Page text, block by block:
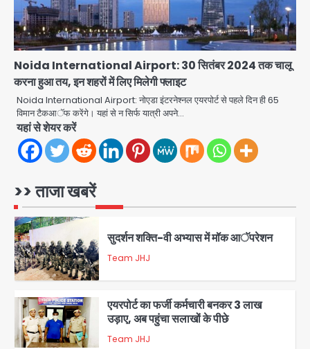
Noida International Airport: 30 सितंबर 2024 तक चालू
करना हुआ तय, इन शहरों में लिए मिलेगी फ्लाइट
Noida International Airport: नोएडा इंटरनेश्नल एयरपोर्ट से पहले दिन ही 65
विमान टैकआॅफ करेंगे। यहां से न सिर्फ यात्री अपने…
यहां से शेयर करें
>> ताजा खबरें
4
Jewar Medical Hub: जेवर में बनेगा
एम्स से बेहतर मेडिकल हब, सीएम योगी को लिखा
पत्र
Avinash Kumar
5
Assam Floods: सलमान खान का
‘आशियाना’ अभियान – 500 बाढ़रोधी घर,
220 तैयार; जुबीन गर्ग की विरासत और बॉलीवुड
Avinash Kumar
1
युवा इनोवेटरों की सोच से हाईटेक होगी दिल्ली
2
सुदर्शन शक्ति-वी अभ्यास में मॉक आॅपरेशन
Team JHJ
3
एयरपोर्ट का फर्जी कर्मचारी बनकर 3 लाख
उड़ाए, अब पहुंचा सलाखों के पीछे
Team JHJ